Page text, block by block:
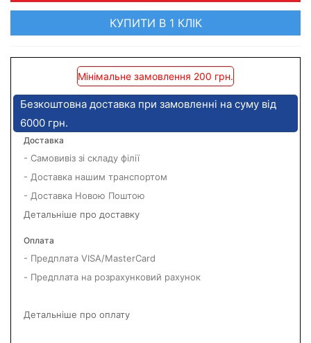
КУПИТИ В 1 КЛІК
Мінімальне замовлення 200 грн.
Безкоштовна доставка при замовленні на суму від
6000 грн.
Доставка
- Самовивіз зі складу філії
- Доставка нашим транспортом
- Доставка Новою Поштою
Детальніше про доставку
Оплата
- Предплата VISA/MasterCard
- Предплата на розрахунковий рахунок
Детальніше про оплату